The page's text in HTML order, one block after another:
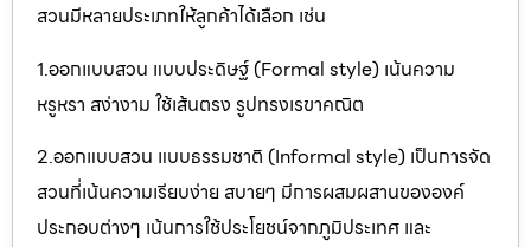
สวนมีหลายประเภทให้ลูกค้าได้เลือก เช่น
1.ออกแบบสวน แบบประดิษฐ์ (Formal style) เน้นความ
หรูหรา สง่างาม ใช้เส้นตรง รูปทรงเรขาคณิต
2.ออกแบบสวน แบบธรรมชาติ (Informal style) เป็นการจัด
สวนที่เน้นความเรียบง่าย สบายๆ มีการผสมผสานขององค์
ประกอบต่างๆ เน้นการใช้ประโยชน์จากภูมิประเทศ และ